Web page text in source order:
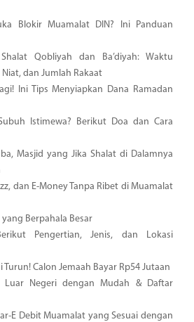
Blokir Muamalat DIN? Ini Panduan
Qobliyah dan Ba’diyah: Waktu
Niat, dan Jumlah Rakaat
Ini Tips Menyiapkan Dana Ramadan
Istimewa? Berikut Doa dan Cara
Masjid yang Jika Shalat di Dalamnya
dan E-Money Tanpa Ribet di Muamalat
Berpahala Besar
Pengertian, Jenis, dan Lokasi
Turun! Calon Jemaah Bayar Rp54 Jutaan
Luar Negeri dengan Mudah & Daftar
E Debit Muamalat yang Sesuai dengan